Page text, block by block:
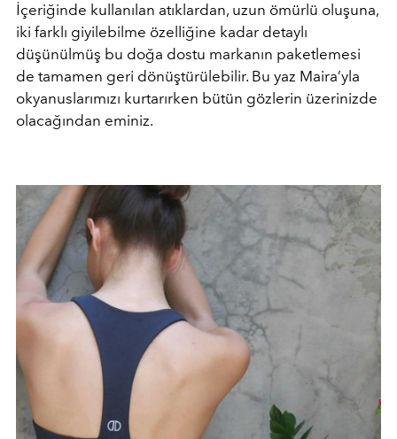
İçeriğinde kullanılan atıklardan, uzun ömürlü oluşuna,
iki farklı giyilebilme özelliğine kadar detaylı
düşünülmüş bu doğa dostu markanın paketlemesi
de tamamen geri dönüştürülebilir. Bu yaz Maira’yla
okyanuslarımızı kurtarırken bütün gözlerin üzerinizde
olacağından eminiz.